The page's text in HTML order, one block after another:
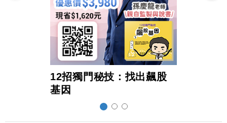
12招獨門秘技：找出飆股
基因